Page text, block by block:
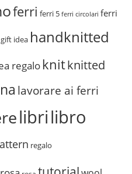
ferri ferri 5 ferri circolari ferri
gift idea handknitted
regalo knitknitted
lavorare ai ferri
librilibro
regalo